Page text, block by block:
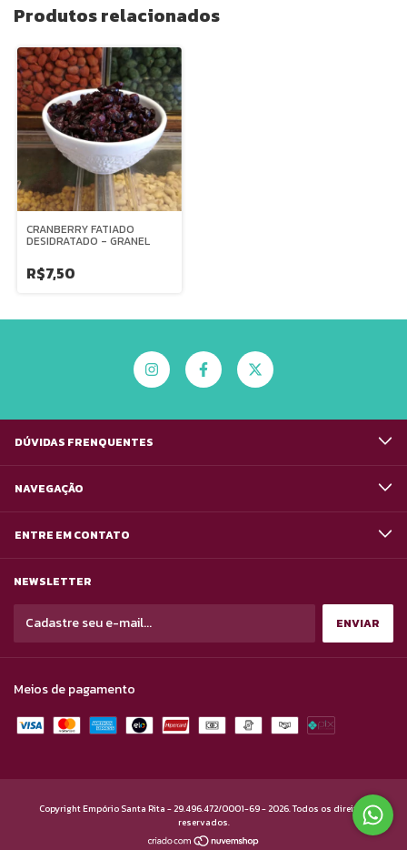
Produtos relacionados
CRANBERRY FATIADO
DESIDRATADO - GRANEL
R$7,50
DÚVIDAS FRENQUENTES
NAVEGAÇÃO
ENTRE EM CONTATO
NEWSLETTER
Meios de pagamento
Copyright Empório Santa Rita - 29.496.472/0001-69 - 2026. Todos os direitos
reservados.